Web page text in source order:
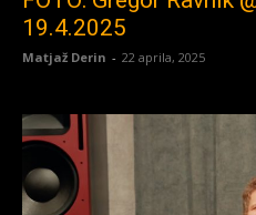
19.4.2025
Matjaž Derin - 22 aprila, 2025